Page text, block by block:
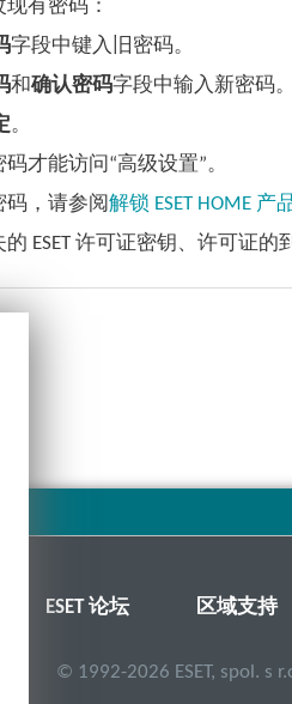
有密码：
字段中键入旧密码。
和确认密码字段中输入新密码。
。
才能访问“高级设置”。
码，请参阅解锁 ESET HOME
ESET 许可证密钥、许可证的
ESET 论坛 区域支持
© 1992-2026 ESET, spol. s